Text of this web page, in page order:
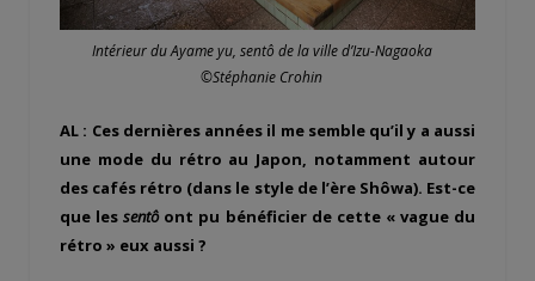
Intérieur du Ayame yu, sentô de la ville d’Izu-Nagaoka
©Stéphanie Crohin
AL : Ces dernières années il me semble qu’il y a aussi
une mode du rétro au Japon, notamment autour
des cafés rétro (dans le style de l’ère Shôwa). Est-ce
que lessentôont pu bénéficier de cette « vague du
rétro » eux aussi ?